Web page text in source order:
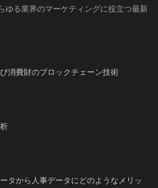
ゆる業界のマーケティングに役立つ最新
消費財のブロックチェーン技術
タから人事データにどのようなメリッ